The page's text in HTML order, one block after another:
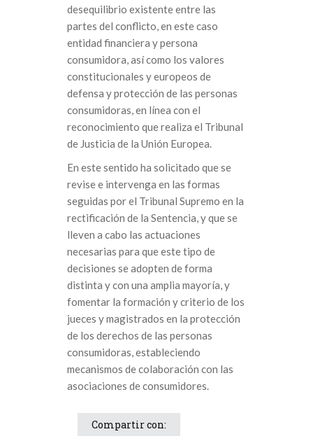
desequilibrio existente entre las
partes del conflicto, en este caso
entidad financiera y persona
consumidora, así como los valores
constitucionales y europeos de
defensa y protección de las personas
consumidoras, en línea con el
reconocimiento que realiza el Tribunal
de Justicia de la Unión Europea.
En este sentido ha solicitado que se
revise e intervenga en las formas
seguidas por el Tribunal Supremo en la
rectificación de la Sentencia, y que se
lleven a cabo las actuaciones
necesarias para que este tipo de
decisiones se adopten de forma
distinta y con una amplia mayoría, y
fomentar la formación y criterio de los
jueces y magistrados en la protección
de los derechos de las personas
consumidoras, estableciendo
mecanismos de colaboración con las
asociaciones de consumidores.
Compartir con: